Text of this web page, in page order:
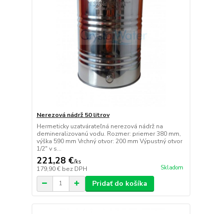
Nerezová nádrž 50 litrov
Hermeticky uzatvárateľná nerezová nádrž na
demineralizovanú vodu. Rozmer: priemer 380 mm,
výška 590 mm Vrchný otvor: 200 mm Výpustný otvor
1/2" v s...
221,28 €/ks
179,90 € bez DPH Skladom
Pridať do košíka